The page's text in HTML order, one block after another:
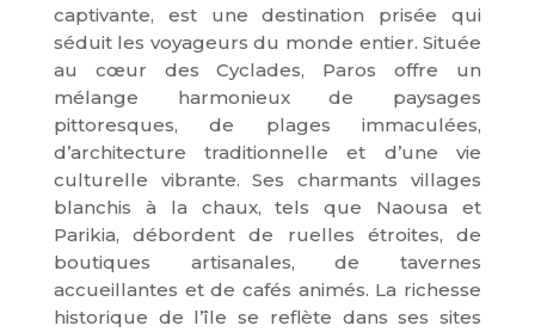
captivante, est une destination prisée qui
séduit les voyageurs du monde entier. Située
au cœur des Cyclades, Paros offre un
mélange harmonieux de paysages
pittoresques, de plages immaculées,
d’architecture traditionnelle et d’une vie
culturelle vibrante. Ses charmants villages
blanchis à la chaux, tels que Naousa et
Parikia, débordent de ruelles étroites, de
boutiques artisanales, de tavernes
accueillantes et de cafés animés. La richesse
historique de l’île se reflète dans ses sites